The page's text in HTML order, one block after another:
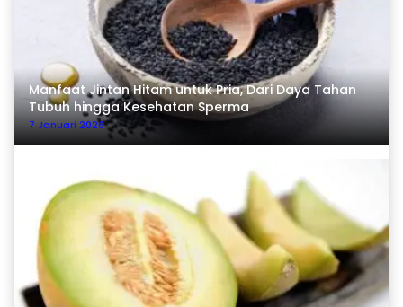
Manfaat Jintan Hitam untuk Pria, Dari Daya Tahan
Tubuh hingga Kesehatan Sperma
7 Januari 2026